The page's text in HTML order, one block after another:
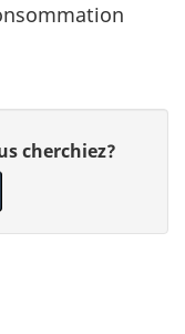
cherchiez?